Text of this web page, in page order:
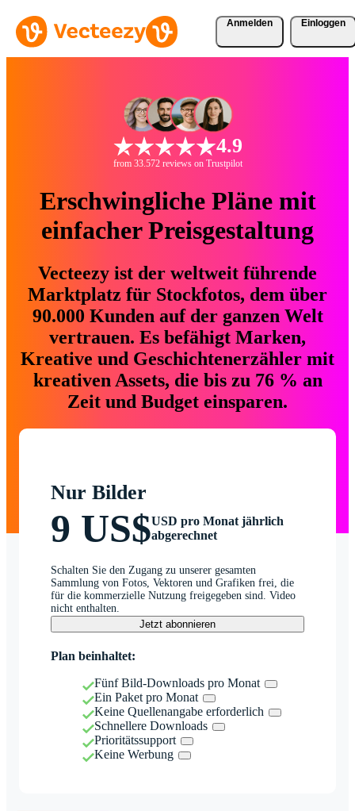
Anmelden Einloggen
4.9
from 33.572 reviews on Trustpilot
Erschwingliche Pläne mit
einfacher Preisgestaltung
Vecteezy ist der weltweit führende
Marktplatz für Stockfotos, dem über
90.000 Kunden auf der ganzen Welt
vertrauen. Es befähigt Marken,
Kreative und Geschichtenerzähler mit
kreativen Assets, die bis zu 76 % an
Zeit und Budget einsparen.
Nur Bilder
9 US$USD pro Monat jährlich
abgerechnet
Schalten Sie den Zugang zu unserer gesamten
Sammlung von Fotos, Vektoren und Grafiken frei, die
für die kommerzielle Nutzung freigegeben sind. Video
nicht enthalten.
Jetzt abonnieren
Plan beinhaltet:
Fünf Bild-Downloads pro Monat
Ein Paket pro Monat
Keine Quellenangabe erforderlich
Schnellere Downloads
Prioritätssupport
Keine Werbung